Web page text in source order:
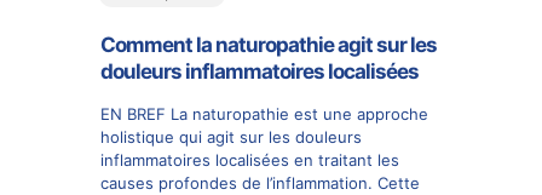
Comment la naturopathie agit sur les
douleurs inflammatoires localisées
EN BREF La naturopathie est une approche
holistique qui agit sur les douleurs
inflammatoires localisées en traitant les
causes profondes de l’inflammation. Cette